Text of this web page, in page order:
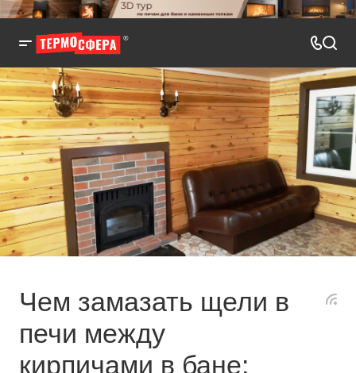
Чем замазать щели в
печи между
кирпичами в бане: